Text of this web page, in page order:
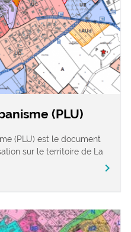
(PLU)
(PLU) est le document
sur le territoire de La
chevron_right